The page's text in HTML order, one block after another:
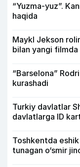
“Yuzma-yuz”.
haqida
Maykl Jekson
bilan yangi
“Barselona”
kurashadi
Turkiy davlatlar
davlatlarga ID
Toshkentda
tunagan o‘smir